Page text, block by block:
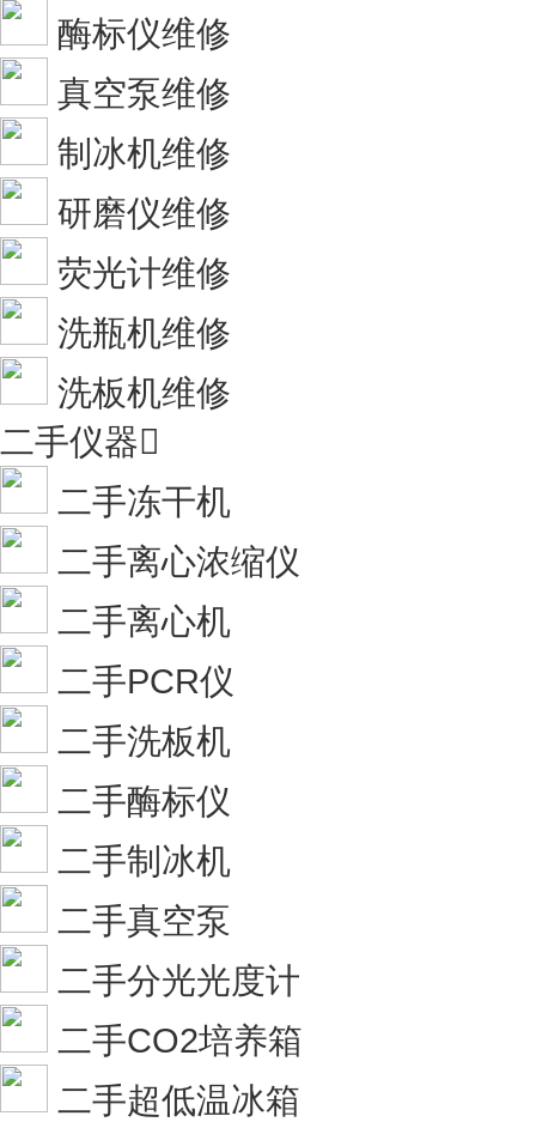
酶标仪维修
真空泵维修
制冰机维修
研磨仪维修
荧光计维修
洗瓶机维修
洗板机维修
二手仪器
二手冻干机
二手离心浓缩仪
二手离心机
二手PCR仪
二手洗板机
二手酶标仪
二手制冰机
二手真空泵
二手分光光度计
二手CO2培养箱
二手超低温冰箱